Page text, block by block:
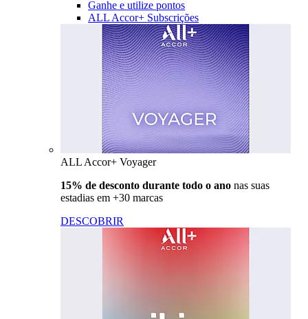
Ganhe e utilize pontos
ALL Accor+ Subscrições
ALL Accor+ Voyager
15% de desconto durante todo o ano nas suas
estadias em +30 marcas
DESCOBRIR